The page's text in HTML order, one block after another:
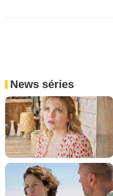
News séries